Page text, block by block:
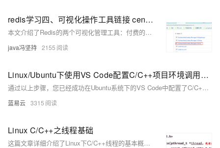
redis学习四、可视化操作工具链接 centos redis，付费Redis Desktop Manager和免费Another Redis DeskTop Manager下载、安装
本文介绍了Redis的两个可视化管理工具：付费的Redis Desktop Manager和免费的Another Redis DeskTop Manager，包括它们的下载、安装和使用方法，以及在使用Another Redis DeskTop Manager连接Redis时可能遇到的问题和解决方案。
java冯坚持 2155
Linux/Ubuntu下使用VS Code配置C/C++项目环境调用OpenCV
通过以上步骤，您已经成功在Ubuntu系统下的VS Code中配置了C/C++项目环境，并能够调用OpenCV库进行开发。请确保每一步都按照您的系统实际情况进行适当调整。
蓝易云 3315
Linux C/C++之线程基础
这篇文章详细介绍了Linux下C/C++线程的基本概念、创建和管理线程的方法，以及线程同步的各种机制，并通过实例代码展示了线程同步技术的应用。